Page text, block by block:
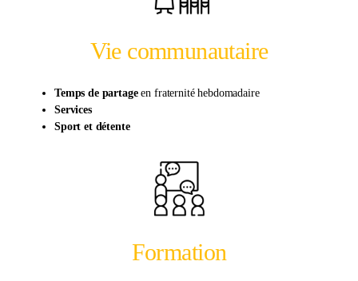
Vie communautaire
Temps de partageen fraternité hebdomadaire
Services
Sport et détente
Formation